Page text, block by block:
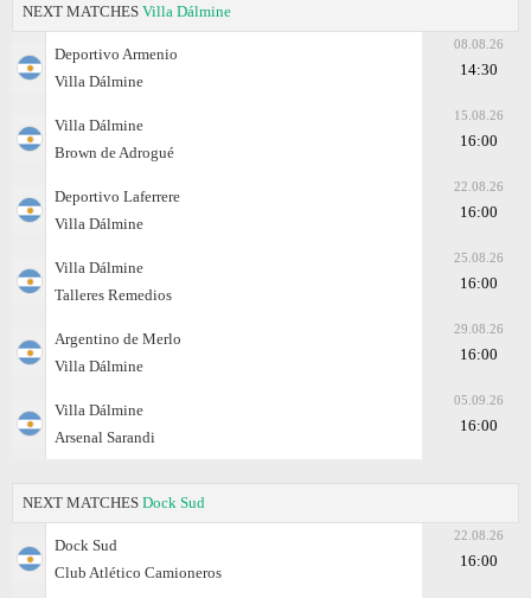
NEXT MATCHES Villa Dálmine
Deportivo Armenio
Villa Dálmine
08.08.26
14:30
Villa Dálmine
Brown de Adrogué
15.08.26
16:00
Deportivo Laferrere
Villa Dálmine
22.08.26
16:00
Villa Dálmine
Talleres Remedios
25.08.26
16:00
Argentino de Merlo
Villa Dálmine
29.08.26
16:00
Villa Dálmine
Arsenal Sarandi
05.09.26
16:00
NEXT MATCHES Dock Sud
Dock Sud
Club Atlético Camioneros
22.08.26
16:00